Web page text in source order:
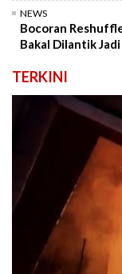
NEWS
Bocoran
Bakal Dilantik
TERKINI